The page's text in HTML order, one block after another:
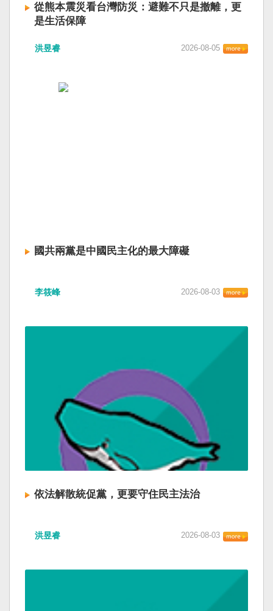
從熊本震災看台灣防災：避難不只是撤離，更
是生活保障
洪昱睿 2026-08-05
國共兩黨是中國民主化的最大障礙
李筱峰 2026-08-03
依法解散統促黨，更要守住民主法治
洪昱睿 2026-08-03